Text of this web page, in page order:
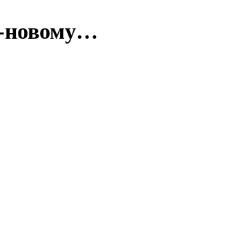
новому…